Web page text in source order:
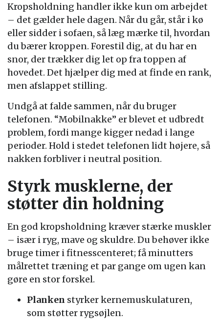
Kropsholdning handler ikke kun om arbejdet
– det gælder hele dagen. Når du går, står i kø
eller sidder i sofaen, så læg mærke til, hvordan
du bærer kroppen. Forestil dig, at du har en
snor, der trækker dig let op fra toppen af
hovedet. Det hjælper dig med at finde en rank,
men afslappet stilling.
Undgå at falde sammen, når du bruger
telefonen. “Mobilnakke” er blevet et udbredt
problem, fordi mange kigger nedad i lange
perioder. Hold i stedet telefonen lidt højere, så
nakken forbliver i neutral position.
Styrk musklerne, der
støtter din holdning
En god kropsholdning kræver stærke muskler
– især i ryg, mave og skuldre. Du behøver ikke
bruge timer i fitnesscenteret; få minutters
målrettet træning et par gange om ugen kan
gøre en stor forskel.
Planken styrker kernemuskulaturen,
som støtter rygsøjlen.